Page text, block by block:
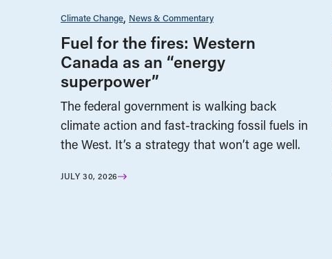
Climate Change News & Commentary
Fuel for the fires: Western
Canada as an “energy
superpower”
The federal government is walking back
climate action and fast-tracking fossil fuels in
the West. It’s a strategy that won’t age well.
JULY 30, 2026